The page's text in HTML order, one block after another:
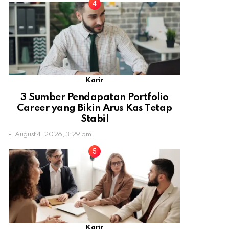
Karir
3 Sumber Pendapatan Portfolio
Career yang Bikin Arus Kas Tetap
Stabil
August 4, 2026, 3:29 pm
Karir